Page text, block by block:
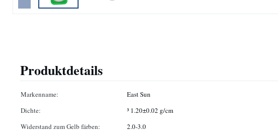
Produktdetails
Markenname: East Sun
Dichte:
³ 1.20±0.02 g/cm
Widerstand zum Gelb färben:
2.0-3.0